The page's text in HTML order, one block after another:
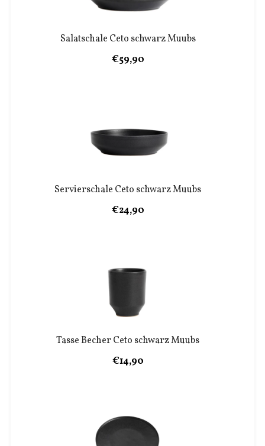
Salatschale Ceto schwarz Muubs
€59,90
Servierschale Ceto schwarz Muubs
€24,90
Tasse Becher Ceto schwarz Muubs
€14,90